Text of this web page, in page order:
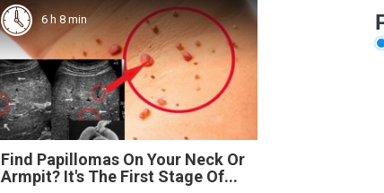
6 h 8 min
Find Papillomas On Your Neck Or
Armpit? It's The First Stage Of...